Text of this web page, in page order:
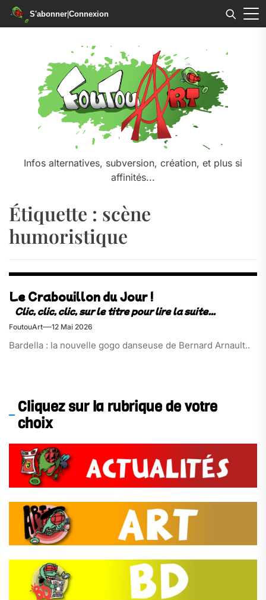
S'abonner|Connexion
Infos alternatives, subversion, création, et plus si
affinités...
Étiquette : scène
humoristique
Le Crabouillon du Jour !
FoutouArt 12 Mai 2026
Bardella : la nouvelle gogo danseuse de Bernard Arnault..
Cliquez sur la rubrique de votre
choix